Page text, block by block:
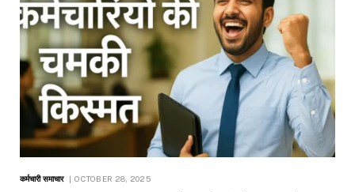
कर्मचारी समाचार OCTOBER 28, 2025